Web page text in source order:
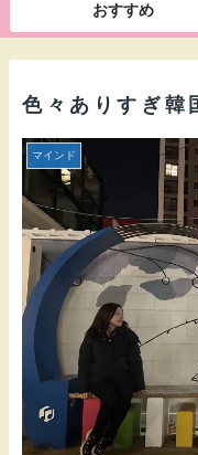
おすすめ
色々ありすぎ韓
マインド